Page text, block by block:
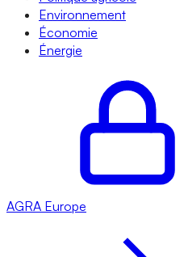
Environnement
Économie
Énergie
AGRA Europe